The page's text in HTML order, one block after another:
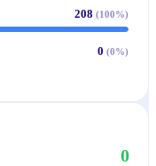
208 (100%)
0 (0%)
0